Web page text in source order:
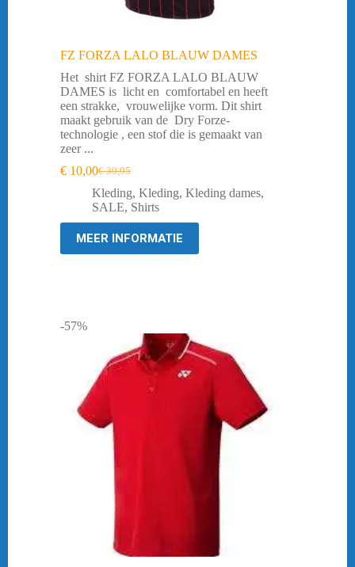
FZ FORZA LALO BLAUW DAMES
Het shirt FZ FORZA LALO BLAUW
DAMES is licht en comfortabel en heeft
een strakke, vrouwelijke vorm. Dit shirt
maakt gebruik van de Dry Forze-
technologie , een stof die is gemaakt van
zeer ...
€39,95
Oorspronkelijke
prijs
was:
€ 39,95.
€ 10,00Huidige
prijs
is:
€ 10,00.
Kleding, Kleding, Kleding dames,
SALE, Shirts
MEER INFORMATIE
-57%